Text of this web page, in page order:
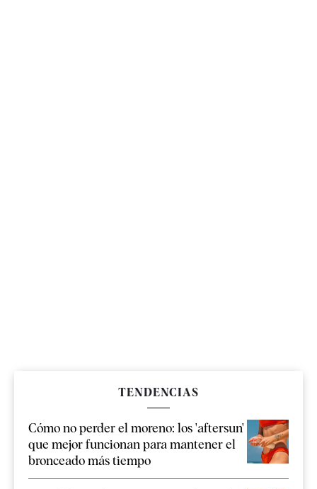
TENDENCIAS
Cómo no perder el moreno: los 'aftersun'
que mejor funcionan para mantener el
bronceado más tiempo